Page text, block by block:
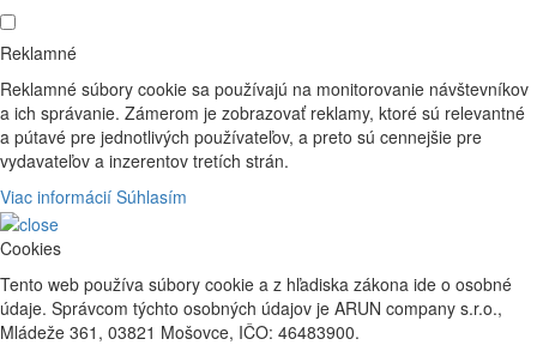
Reklamné
Reklamné súbory cookie sa používajú na monitorovanie návštevníkov
a ich správanie. Zámerom je zobrazovať reklamy, ktoré sú relevantné
a pútavé pre jednotlivých používateľov, a preto sú cennejšie pre
vydavateľov a inzerentov tretích strán.
Viac informácií Súhlasím
Cookies
Tento web používa súbory cookie a z hľadiska zákona ide o osobné
údaje. Správcom týchto osobných údajov je ARUN company s.r.o.,
Mládeže 361, 03821 Mošovce, IČO: 46483900.